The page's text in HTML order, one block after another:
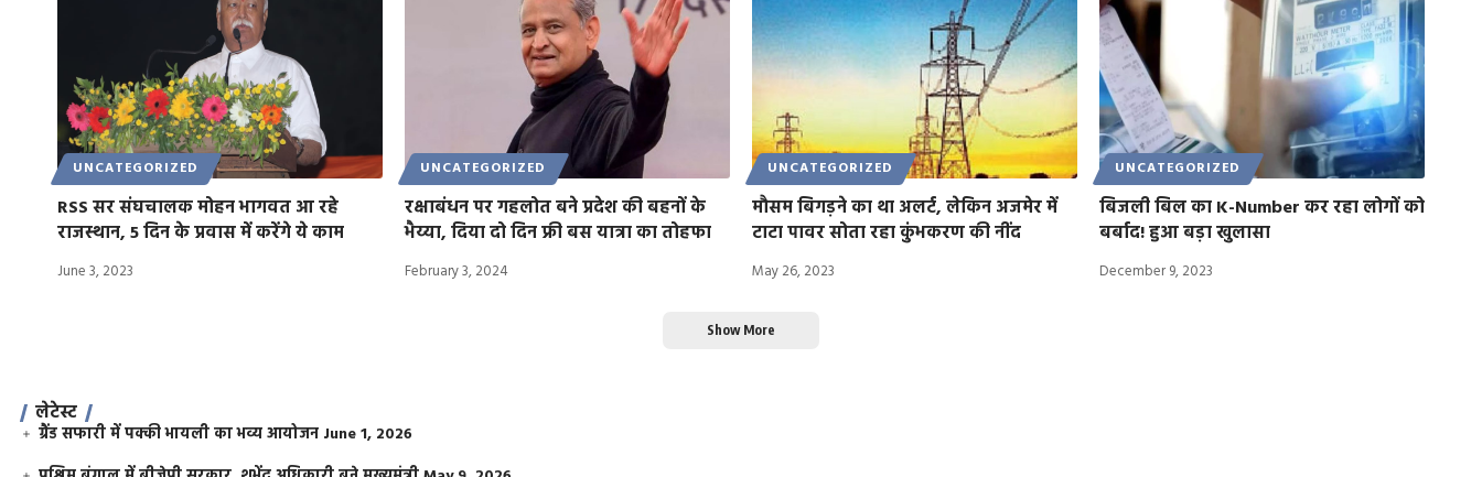
UNCATEGORIZED
RSS सर संघचालक मोहन भागवत आ रहे
राजस्थान, 5 दिन के प्रवास में करेंगे ये काम
June 3, 2023
UNCATEGORIZED
रक्षाबंधन पर गहलोत बने प्रदेश की बहनों के
भैय्या, दिया दो दिन फ्री बस यात्रा का तोहफा
February 3, 2024
UNCATEGORIZED
मौसम बिगड़ने का था अलर्ट, लेकिन अजमेर में
टाटा पावर सोता रहा कुंभकरण की नींद
May 26, 2023
UNCATEGORIZED
बिजली बिल का K-Number कर रहा लोगों को
बर्बाद! हुआ बड़ा खुलासा
December 9, 2023
Show More
लेटेस्ट
ग्रैंड सफारी में पक्की भायली का भव्य आयोजन June 1, 2026